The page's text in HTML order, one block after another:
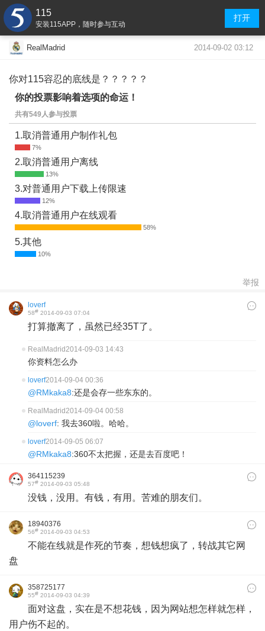
115
安装115APP，随时参与互动
打开
RealMadrid 2014-09-02 03:12
你对115容忍的底线是？？？？？
你的投票影响着选项的命运！
共有549人参与投票
1.取消普通用户制作礼包
2.取消普通用户离线
3.对普通用户下载上传限速
4.取消普通用户在线观看
5.其他
举报
loverf
58# 2014-09-03 07:04
打算撤离了，虽然已经35T了。
RealMadrid2014-09-03 14:43
你资料怎么办
loverf2014-09-04 00:36
@RMkaka8:还是会存一些东东的。
RealMadrid2014-09-04 00:58
@loverf: 我去360啦。哈哈。
loverf2014-09-05 06:07
@RMkaka8:360不太把握，还是去百度吧！
364115239
57# 2014-09-03 05:48
没钱，没用。有钱，有用。苦难的朋友们。
18940376
56# 2014-09-03 04:53
不能在线就是作死的节奏，想钱想疯了，转战其它网
盘
358725177
55# 2014-09-03 04:39
面对这盘，实在是不想花钱，因为网站想怎样就怎样，
用户伤不起的。